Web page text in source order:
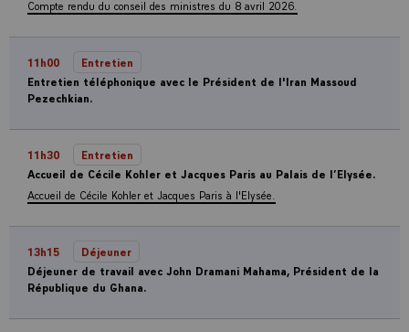
Compte rendu du conseil des ministres du 8 avril 2026.
11h00
Entretien
Entretien téléphonique avec le Président de l'Iran Massoud
Pezechkian.
11h30
Entretien
Accueil de Cécile Kohler et Jacques Paris au Palais de l’Elysée.
Accueil de Cécile Kohler et Jacques Paris à l'Elysée.
13h15
Déjeuner
Déjeuner de travail avec John Dramani Mahama, Président de la
République du Ghana.